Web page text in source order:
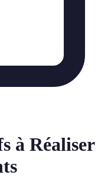
à Réaliser